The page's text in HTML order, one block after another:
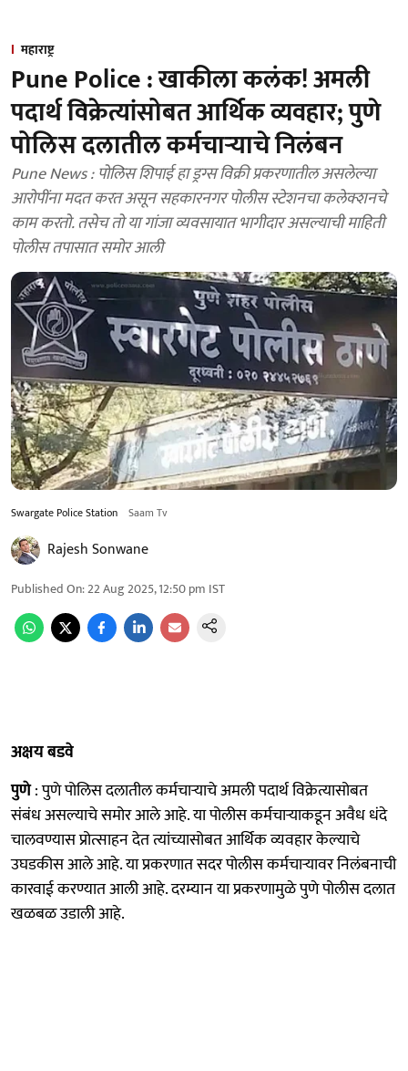
महाराष्ट्र
Pune Police : खाकीला कलंक! अमली
पदार्थ विक्रेत्यांसोबत आर्थिक व्यवहार; पुणे
पोलिस दलातील कर्मचाऱ्याचे निलंबन
Pune News : पोलिस शिपाई हा ड्रग्स विक्री प्रकरणातील असलेल्या
आरोपींना मदत करत असून सहकारनगर पोलीस स्टेशनचा कलेक्शनचे
काम करतो. तसेच तो या गांजा व्यवसायात भागीदार असल्याची माहिती
पोलीस तपासात समोर आली
Swargate Police Station Saam Tv
Rajesh Sonwane
Published On:22 Aug 2025, 12:50 pm IST
अक्षय बडवे
पुणे: पुणे पोलिस दलातील कर्मचाऱ्याचे अमली पदार्थ विक्रेत्यासोबत
संबंध असल्याचे समोर आले आहे. या पोलीस कर्मचाऱ्याकडून अवैध धंदे
चालवण्यास प्रोत्साहन देत त्यांच्यासोबत आर्थिक व्यवहार केल्याचे
उघडकीस आले आहे. या प्रकरणात सदर पोलीस कर्मचाऱ्यावर निलंबनाची
कारवाई करण्यात आली आहे. दरम्यान या प्रकरणामुळे पुणे पोलीस दलात
खळबळ उडाली आहे.